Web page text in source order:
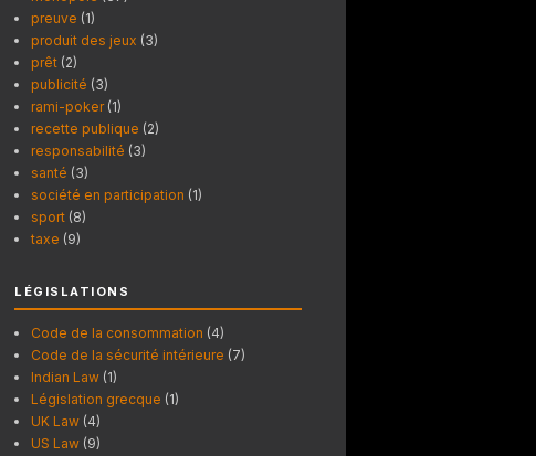
preuve (1)
produit des jeux (3)
prêt (2)
publicité (3)
rami-poker (1)
recette publique (2)
responsabilité (3)
santé (3)
société en participation (1)
sport (8)
taxe (9)
LÉGISLATIONS
Code de la consommation (4)
Code de la sécurité intérieure (7)
Indian Law (1)
Législation grecque (1)
UK Law (4)
US Law (9)